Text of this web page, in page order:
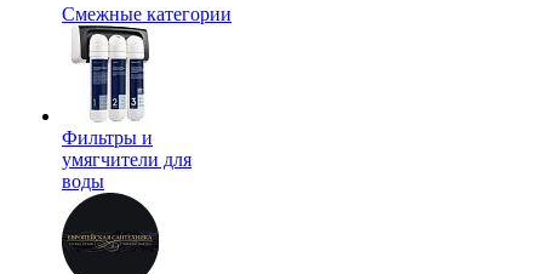
Смежные категории
Фильтры и
умягчители для
воды